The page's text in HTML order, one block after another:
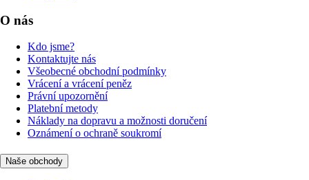
O nás
Kdo jsme?
Kontaktujte nás
Všeobecné obchodní podmínky
Vrácení a vrácení peněz
Právní upozornění
Platební metody
Náklady na dopravu a možnosti doručení
Oznámení o ochraně soukromí
Naše obchody